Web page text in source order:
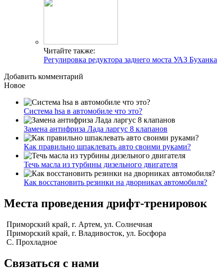
Читайте также:
Регулировка редуктора заднего моста УАЗ Буханка
Добавить комментарий
Новое
Система hsa в автомобиле что это?
Замена антифриза Лада ларгус 8 клапанов
Как правильно шпаклевать авто своими руками?
Течь масла из турбины дизельного двигателя
Как восстановить резинки на дворниках автомобиля?
Места проведения дрифт-тренировок
Приморский край, г. Артем, ул. Солнечная
Приморский край, г. Владивосток, ул. Босфора
С. Прохладное
Связаться с нами